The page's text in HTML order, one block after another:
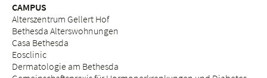
CAMPUS
Alterszentrum Gellert Hof
Bethesda Alterswohnungen
Casa Bethesda
Eosclinic
Dermatologie am Bethesda